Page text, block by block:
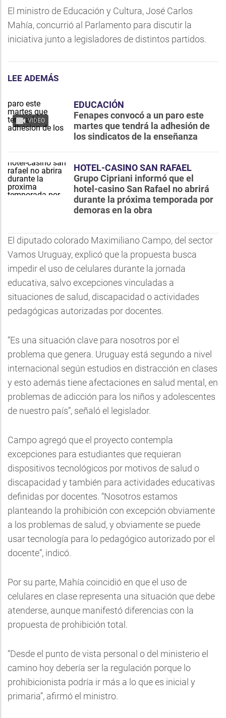
El ministro de Educación y Cultura, José Carlos
Mahía, concurrió al Parlamento para discutir la
iniciativa junto a legisladores de distintos partidos.
LEE ADEMÁS
VIDEO
EDUCACIÓN
Fenapes convocó a un paro este
martes que tendrá la adhesión de
los sindicatos de la enseñanza
HOTEL-CASINO SAN RAFAEL
Grupo Cipriani informó que el
hotel-casino San Rafael no abrirá
durante la próxima temporada por
demoras en la obra
El diputado colorado Maximiliano Campo, del sector
Vamos Uruguay, explicó que la propuesta busca
impedir el uso de celulares durante la jornada
educativa, salvo excepciones vinculadas a
situaciones de salud, discapacidad o actividades
pedagógicas autorizadas por docentes.
“Es una situación clave para nosotros por el
problema que genera. Uruguay está segundo a nivel
internacional según estudios en distracción en clases
y esto además tiene afectaciones en salud mental, en
problemas de adicción para los niños y adolescentes
de nuestro país”, señaló el legislador.
Campo agregó que el proyecto contempla
excepciones para estudiantes que requieran
dispositivos tecnológicos por motivos de salud o
discapacidad y también para actividades educativas
definidas por docentes. “Nosotros estamos
planteando la prohibición con excepción obviamente
a los problemas de salud, y obviamente se puede
usar tecnología para lo pedagógico autorizado por el
docente”, indicó.
Por su parte, Mahía coincidió en que el uso de
celulares en clase representa una situación que debe
atenderse, aunque manifestó diferencias con la
propuesta de prohibición total.
“Desde el punto de vista personal o del ministerio el
camino hoy debería ser la regulación porque lo
prohibicionista podría ir más a lo que es inicial y
primaria”, afirmó el ministro.